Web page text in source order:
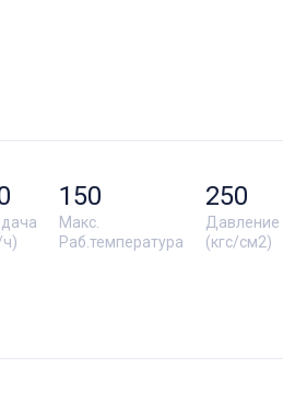
Макс.
Раб.температура
150
Давление
(кгс/см2)
250